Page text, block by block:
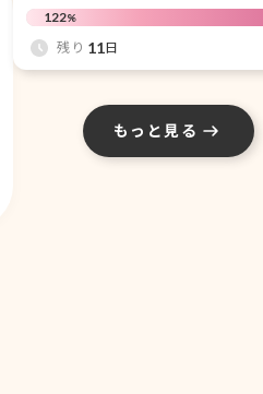
て復活！応援サポーター募
122%
残り 11日
もっと見る